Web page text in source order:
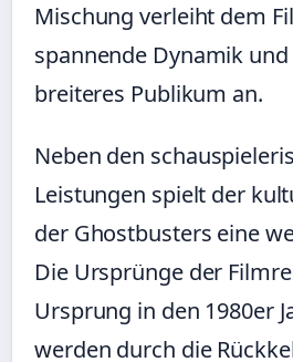
Mischung verleiht dem
spannende Dynamik
breiteres Publikum an.
Neben den
Leistungen spielt der
der Ghostbusters eine
Die Ursprünge der
Ursprung in den 1980er
werden durch die